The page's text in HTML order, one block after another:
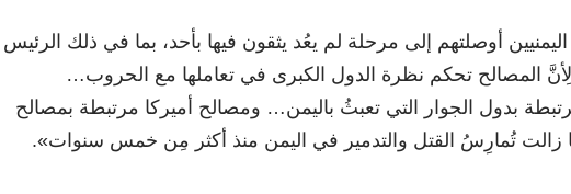
أوصلتهم إلى مرحلة لم يعُد يثقون فيها بأحد، بما في ذلك الرئيس
لِأنَّ المصالح تحكم نظرة الدول الكبرى في تعاملها مع الحروب…
بدول الجوار التي تعبثُ باليمن… ومصالح أميركا مرتبطة بمصالح
زالت تُمارِسُ القتل والتدمير في اليمن منذ أكثر مِن خمس سنوات».